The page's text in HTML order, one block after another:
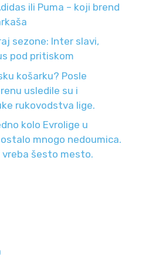
ili Puma – koji brend
sezone: Inter slavi,
pod pritiskom
košarku? Posle
usledile su i
rukovodstva lige.
kolo Evrolige u
mnogo nedoumica.
vreba šesto mesto.